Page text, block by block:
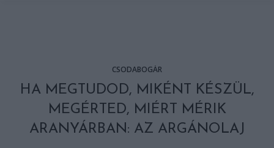
CSODABOGÁR
HA MEGTUDOD, MIKÉNT KÉSZÜL,
MEGÉRTED, MIÉRT MÉRIK
ARANYÁRBAN: AZ ARGÁNOLAJ